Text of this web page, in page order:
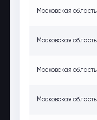
Московская область
Московская область
Московская область
Московская область